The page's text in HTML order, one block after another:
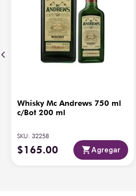
Whisky Mc Andrews 750 ml
c/Bot 200 ml
SKU: 32258
$165.00 Agregar